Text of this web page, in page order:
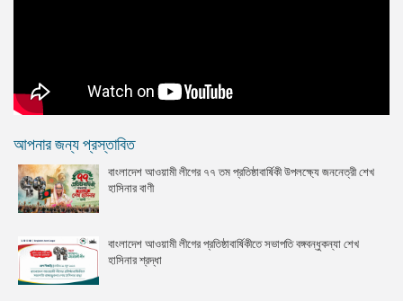
আপনার জন্য প্রস্তাবিত
বাংলাদেশ আওয়ামী লীগের ৭৭ তম প্রতিষ্ঠাবার্ষিকী উপলক্ষ্যে জননেত্রী শেখ
হাসিনার বাণী
বাংলাদেশ আওয়ামী লীগের প্রতিষ্ঠাবার্ষিকীতে সভাপতি বঙ্গবন্ধুকন্যা শেখ
হাসিনার শ্রদ্ধা